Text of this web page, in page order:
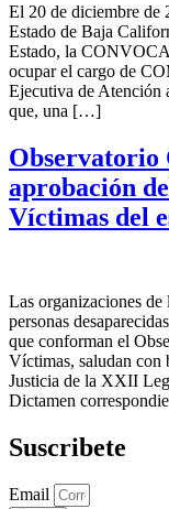
El 20 de diciembre de
Estado de Baja
Estado, la
ocupar el cargo de
Ejecutiva de Atención
que, una […]
Observatorio
aprobación
Víctimas del
Las organizaciones
personas
que conforman el
Víctimas, saludan con
Justicia de la XXII
Dictamen
Suscribete
Email